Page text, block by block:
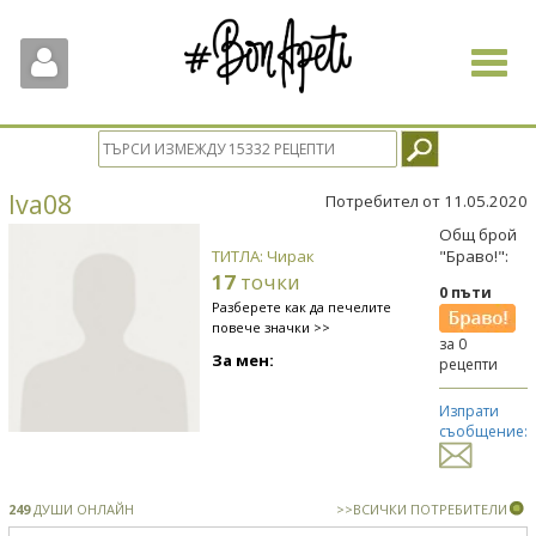
Toggle
Iva08 Потребител от 11.05.2020
ТИТЛА: Чирак
17 точки
Разберете как да печелите
повече значки >>
За мен:
Общ брой
"Браво!":
0 пъти
за 0
рецепти
Изпрати
съобщение:
249ДУШИ ОНЛАЙН >>ВСИЧКИ ПОТРЕБИТЕЛИ